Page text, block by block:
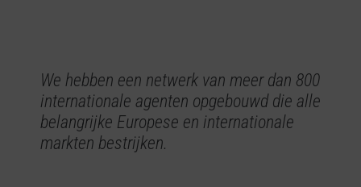
We hebben een netwerk van meer dan 800
internationale agenten opgebouwd die alle
belangrijke Europese en internationale
markten bestrijken.